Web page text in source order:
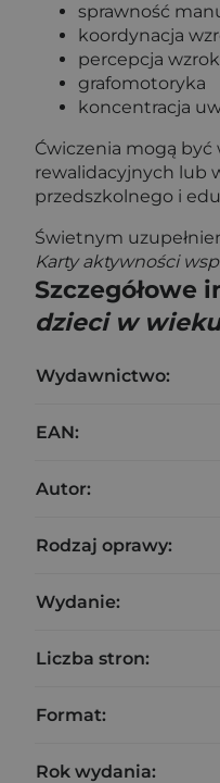
sprawność
koordynacja
percepcja
grafomotoryka
koncentracja
Ćwiczenia mogą
rewalidacyjnych lub
przedszkolnego i
Świetnym
Karty aktywności
Szczegółowe
dzieci w
Wydawnictwo:
EAN:
Autor:
Rodzaj oprawy:
Wydanie:
Liczba stron:
Format:
Rok wydania: